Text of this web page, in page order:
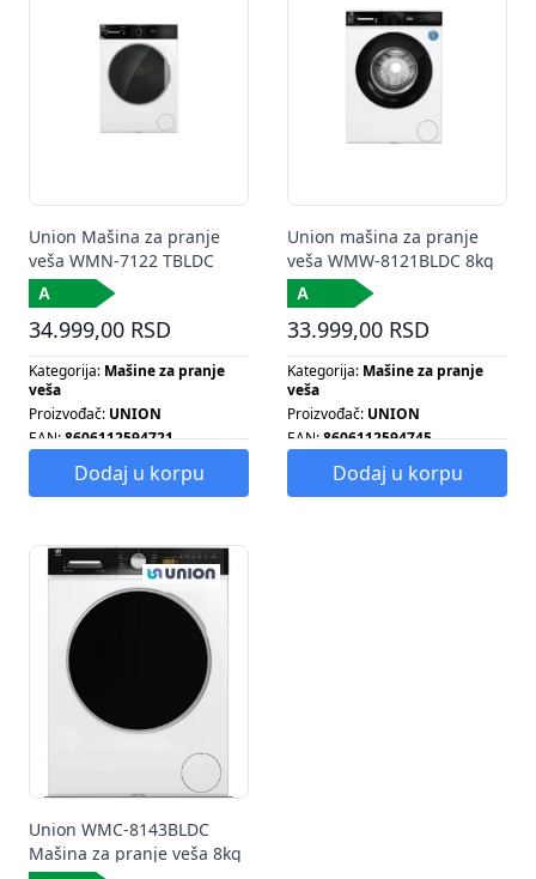
Kapacitet pranja:7 KG
Union Mašina za pranje
veša WMN-7122 TBLDC
34.999,00 RSD
Kategorija: Mašine za pranje
veša
Proizvođač: UNION
EAN:8606112594721
Energetska klasa: A
Broj obrtaja centrifuge:1200
Kapacitet pranja:7 KG
Tip grejalice:SAMOSTOJEĆA
VEŠ MAŠINA SA PREDNJIM
PUNJENJEM
Tip radijatora:
SAMOSTOJEĆA
VEŠ MAŠINA SA PREDNJIM
PUNJENJEM
Tip šporeta:
SAMOSTOJEĆA VEŠ
MAŠINA SA PREDNJIM
SAMOSTOJEĆA
VEŠ MAŠINA SA PREDNJIM
Dodaj u korpu
Union mašina za pranje
veša WMW-8121BLDC 8kg
33.999,00 RSD
Kategorija: Mašine za pranje
veša
Proizvođač: UNION
EAN:8606112594745
Energetska klasa: A
Broj programa: 15
Dodaj u korpu
Union WMC-8143BLDC
Mašina za pranje veša 8kg